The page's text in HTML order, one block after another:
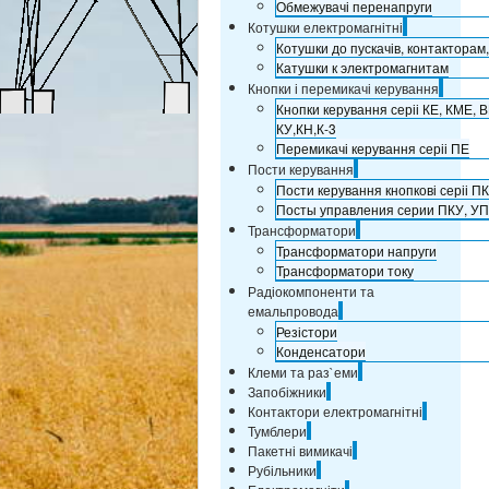
Обмежувачі перенапруги
Котушки електромагнітні
Котушки до пускачів,
Катушки к электромагнитам
Кнопки і перемикачі керування
Кнопки керування серіі КЕ, КМЕ,
КУ,КН,К-3
Перемикачі керування серіі ПЕ
Пости керування
Пости керування кнопкові серіі
Посты управления серии ПКУ, УП
Трансформатори
Трансформатори напруги
Трансформатори току
Радіокомпоненти та
емальпровода
Резістори
Конденсатори
Клеми та раз`еми
Запобіжники
Контактори електромагнітні
Тумблери
Пакетні вимикачі
Рубільники